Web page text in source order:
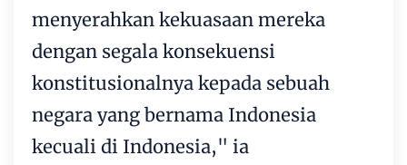
menyerahkan kekuasaan mereka
dengan segala konsekuensi
konstitusionalnya kepada sebuah
negara yang bernama Indonesia
kecuali di Indonesia," ia